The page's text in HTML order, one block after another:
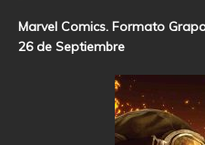
Marvel Comics. Formato
26 de Septiembre